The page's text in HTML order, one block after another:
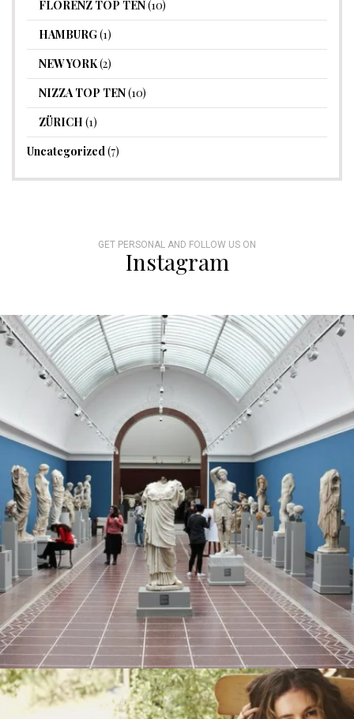
FLORENZ TOP TEN(10)
HAMBURG(1)
NEW YORK(2)
NIZZA TOP TEN(10)
ZÜRICH (1)
Uncategorized (7)
GET PERSONAL AND FOLLOW US ON
Instagram